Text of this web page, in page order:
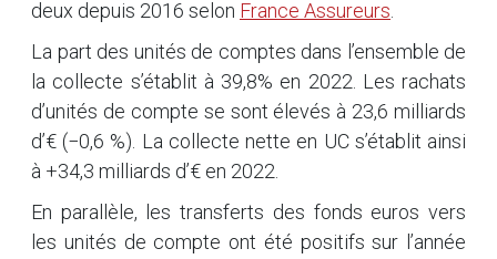
deux depuis 2016 selon France Assureurs
La part des unités de comptes dans l’ensemble de
la collecte s’établit à 39,8% en 2022. Les rachats
d’unités de compte se sont élevés à 23,6 milliards
d’€ (−0,6 %). La collecte nette en UC s’établit ainsi
à +34,3 milliards d’€ en 2022.
En parallèle, les transferts des fonds euros vers
les unités de compte ont été positifs sur l’année